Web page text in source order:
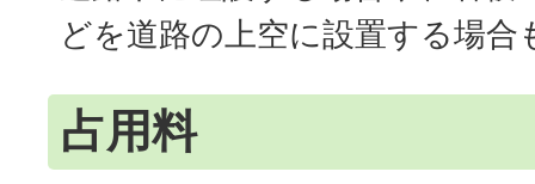
どを道路の上空に設置する場合
占用料